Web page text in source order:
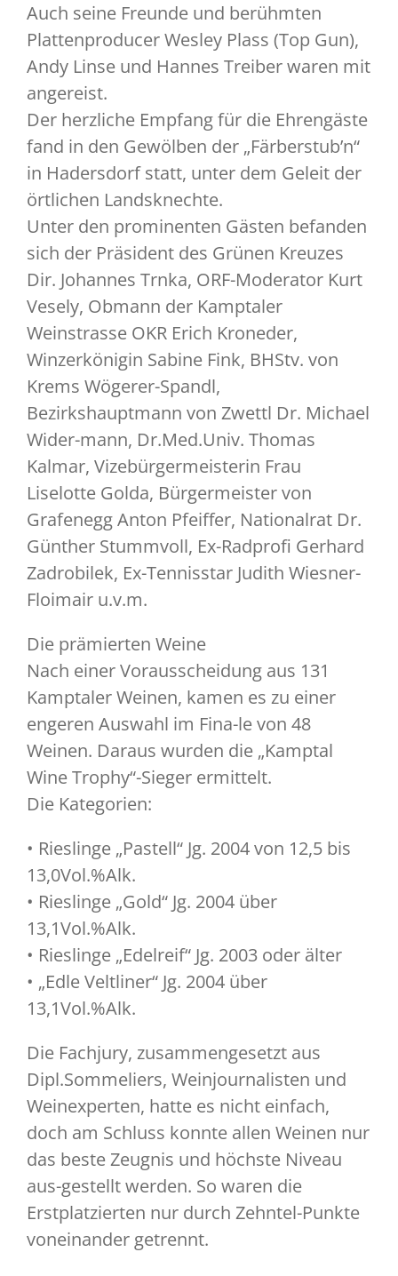
Auch seine Freunde und berühmten
Plattenproducer Wesley Plass (Top Gun),
Andy Linse und Hannes Treiber waren mit
angereist.
Der herzliche Empfang für die Ehrengäste
fand in den Gewölben der „Färberstub’n“
in Hadersdorf statt, unter dem Geleit der
örtlichen Landsknechte.
Unter den prominenten Gästen befanden
sich der Präsident des Grünen Kreuzes
Dir. Johannes Trnka, ORF-Moderator Kurt
Vesely, Obmann der Kamptaler
Weinstrasse OKR Erich Kroneder,
Winzerkönigin Sabine Fink, BHStv. von
Krems Wögerer-Spandl,
Bezirkshauptmann von Zwettl Dr. Michael
Wider-mann, Dr.Med.Univ. Thomas
Kalmar, Vizebürgermeisterin Frau
Liselotte Golda, Bürgermeister von
Grafenegg Anton Pfeiffer, Nationalrat Dr.
Günther Stummvoll, Ex-Radprofi Gerhard
Zadrobilek, Ex-Tennisstar Judith Wiesner-
Floimair u.v.m.
Die prämierten Weine
Nach einer Vorausscheidung aus 131
Kamptaler Weinen, kamen es zu einer
engeren Auswahl im Fina-le von 48
Weinen. Daraus wurden die „Kamptal
Wine Trophy“-Sieger ermittelt.
Die Kategorien:
• Rieslinge „Pastell“ Jg. 2004 von 12,5 bis
13,0Vol.%Alk.
• Rieslinge „Gold“ Jg. 2004 über
13,1Vol.%Alk.
• Rieslinge „Edelreif“ Jg. 2003 oder älter
• „Edle Veltliner“ Jg. 2004 über
13,1Vol.%Alk.
Die Fachjury, zusammengesetzt aus
Dipl.Sommeliers, Weinjournalisten und
Weinexperten, hatte es nicht einfach,
doch am Schluss konnte allen Weinen nur
das beste Zeugnis und höchste Niveau
aus-gestellt werden. So waren die
Erstplatzierten nur durch Zehntel-Punkte
voneinander getrennt.